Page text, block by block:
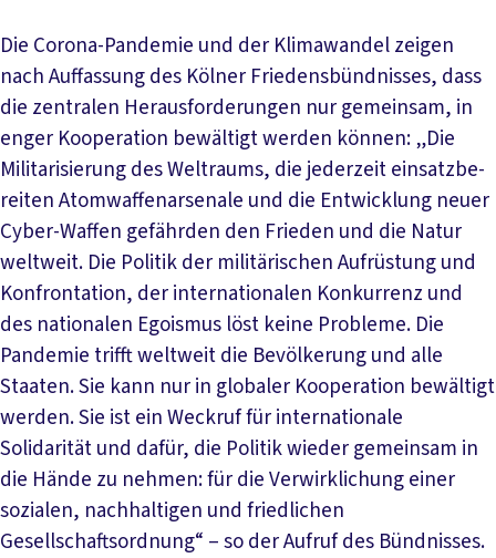
Die Corona-Pandemie und der Klimawandel zeigen
nach Auffassung des Kölner Friedens­bündnisses, dass
die zentralen Herausforderungen nur gemeinsam, in
enger Kooperation bewältigt werden können: „Die
Militarisierung des Weltraums, die jederzeit einsatz­be­
reiten Atomwaffenarsenale und die Entwicklung neuer
Cyber-Waffen gefährden den Frieden und die Natur
weltweit. Die Politik der mili­tä­rischen Aufrüstung und
Konfrontation, der internationalen Konkurrenz und
des natio­nalen Egoismus löst keine Probleme. Die
Pandemie trifft weltweit die Bevölkerung und alle
Staaten. Sie kann nur in globaler Kooperation bewältigt
werden. Sie ist ein Weckruf für internationale
Solidarität und dafür, die Politik wieder gemeinsam in
die Hände zu nehmen: für die Ver­wirk­lichung einer
sozialen, nachhaltigen und fried­lichen
Gesellschaftsordnung“ – so der Aufruf des Bündnisses.